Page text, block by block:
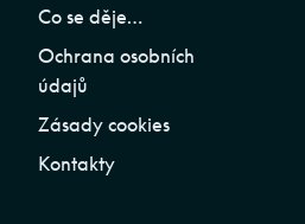
Co se děje…
Ochrana osobních
údajů
Zásady cookies
Kontakty